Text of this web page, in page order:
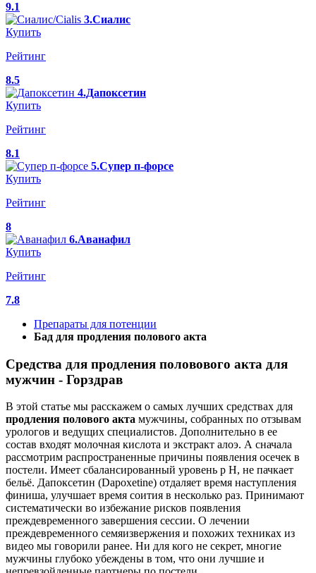
9.1
3.Сиалис
Купить
Рейтинг
8.5
4.Дапоксетин
Купить
Рейтинг
8.1
5.Супер п-форсе
Купить
Рейтинг
8
6.Аванафил
Купить
Рейтинг
7.8
Препараты для потенции
Бад для продления полового акта
Средства для продления половового акта для
мужчин - Горздрав
В этой статье мы расскажем о самых лучших средствах для
продления полового акта мужчины, собранных по отзывам
урологов и ведущих специалистов. Дополнительно в ее
состав входят молочная кислота и экстракт алоэ. А сначала
рассмотрим распространенные причины появления осечек в
постели. Имеет сбалансированный уровень p H, не пачкает
бельё. Дапоксетин (Dapoxetine) отдаляет время наступления
финиша, улучшает время соития в несколько раз. Принимают
систематически во избежание рисков появления
преждевременного завершения сессии. О лечении
преждевременного семяизвержения и похожих техниках из
видео мы говорили ранее. Ни для кого не секрет, многие
мужчины глубоко убеждены в том, что они лучшие и